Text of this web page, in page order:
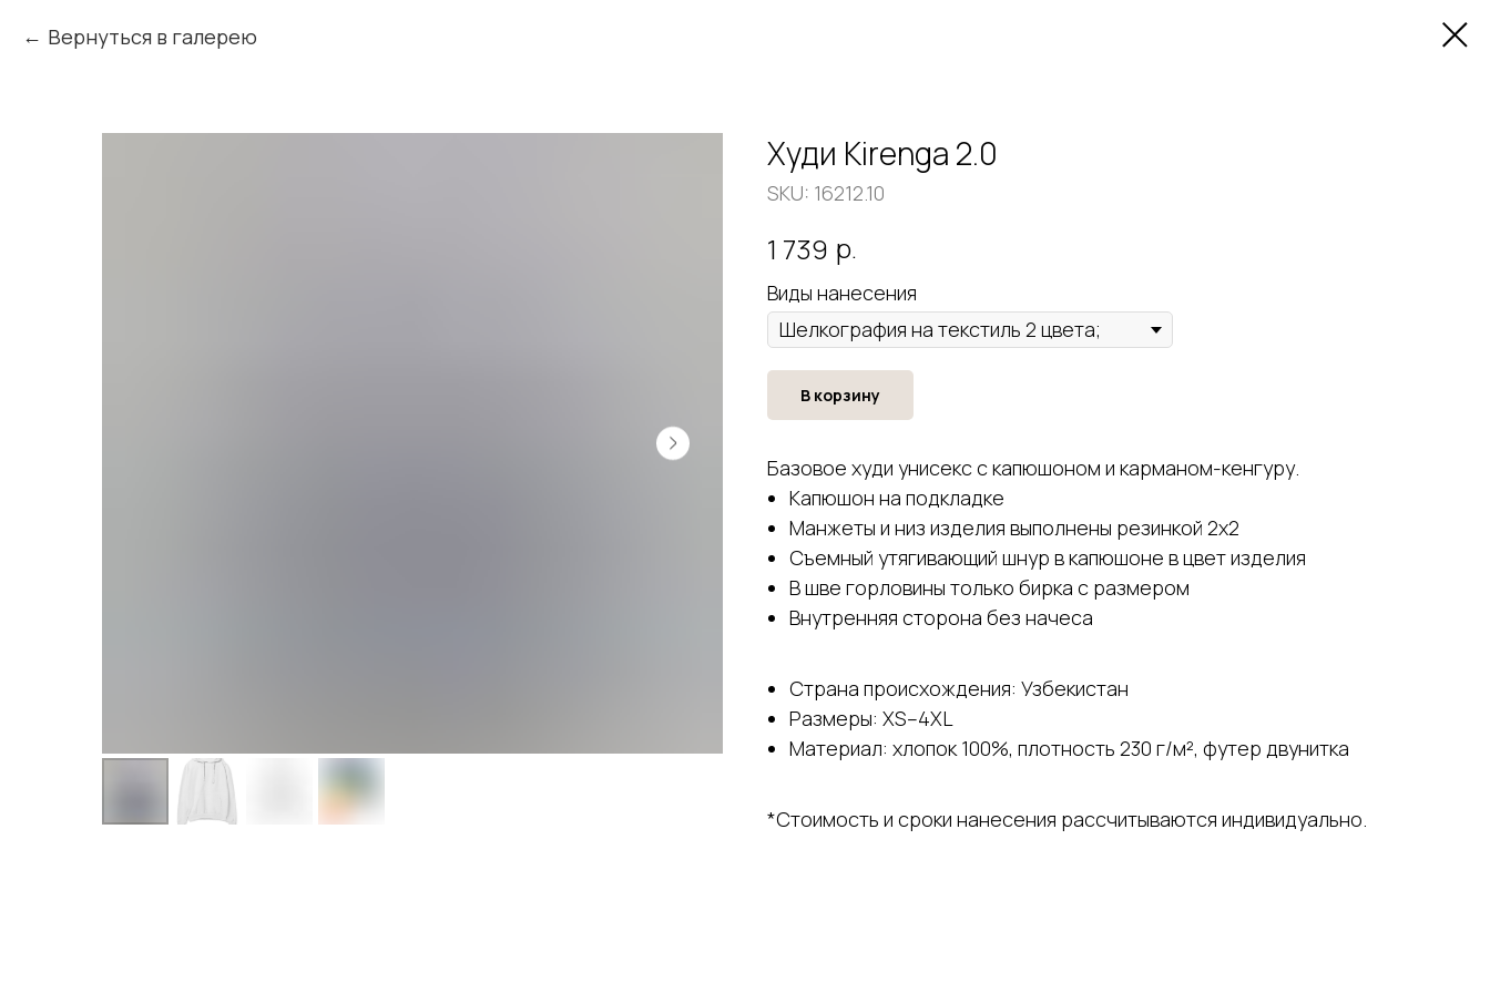
Вернуться в галерею
Худи Kirenga 2.0
SKU: 16212.10
1 739 р.
Виды нанесения
В корзину
Базовое худи унисекс с капюшоном и карманом-кенгуру.
Капюшон на подкладке
Манжеты и низ изделия выполнены резинкой 2х2
Съемный утягивающий шнур в капюшоне в цвет изделия
В шве горловины только бирка с размером
Внутренняя сторона без начеса
Страна происхождения: Узбекистан
Размеры: XS–4XL
Материал: хлопок 100%, плотность 230 г/м², футер двунитка
*Стоимость и сроки нанесения рассчитываются индивидуально.